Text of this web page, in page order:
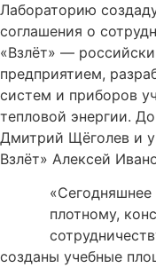
Лабораторию
соглашения о
«Взлёт» —
предприятием,
систем и приборов
тепловой энергии.
Дмитрий Щёголев и
Взлёт» Алексей
плотному,
созданы учебные